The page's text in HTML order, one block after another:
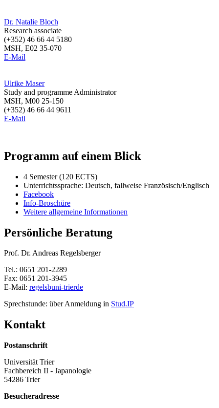
Dr. Natalie Bloch
Research associate
(+352) 46 66 44 5180
MSH, E02 35-070
E-Mail
Ulrike Maser
Study and programme Administrator
MSH, M00 25-150
(+352) 46 66 44 9611
E-Mail
Programm auf einem Blick
4 Semester (120 ECTS)
Unterrichtssprache: Deutsch, fallweise Französisch/Englisch
Facebook
Info-Broschüre
Weitere allgemeine Informationen
Persönliche Beratung
Prof. Dr. Andreas Regelsberger
Tel.: 0651 201-2289
Fax: 0651 201-3945
E-Mail: regelsbuni-trierde
Sprechstunde: über Anmeldung in Stud.IP
Kontakt
Postanschrift
Universität Trier
Fachbereich II - Japanologie
54286 Trier
Besucheradresse